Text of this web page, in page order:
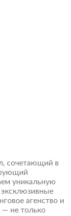
сочетающий в
уникальную
агенство и
не только